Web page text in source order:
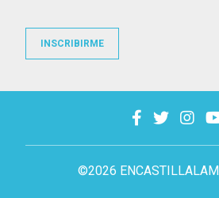
©2026
INSCRIBIRME